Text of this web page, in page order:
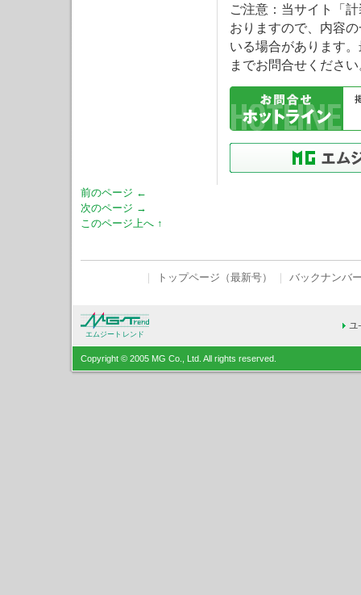
ご注意：当サイト「
おりますので、内容
いる場合があります
までお問合せくださ
前のページ ←
次のページ →
このページ上へ ↑
トップページ（最新号） バックナンバ
エムジートレンド
Copyright © 2005 MG Co., Ltd. All rights reserved.